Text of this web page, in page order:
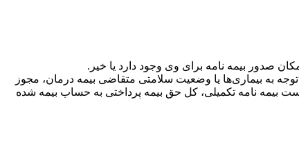
صدور بیمه نامه برای وی وجود دارد یا خیر.
به بیماری‌ها یا وضعیت سلامتی متقاضی بیمه درمان، مجوز
بیمه نامه تکمیلی، کل حق بیمه پرداختی به حساب بیمه شده